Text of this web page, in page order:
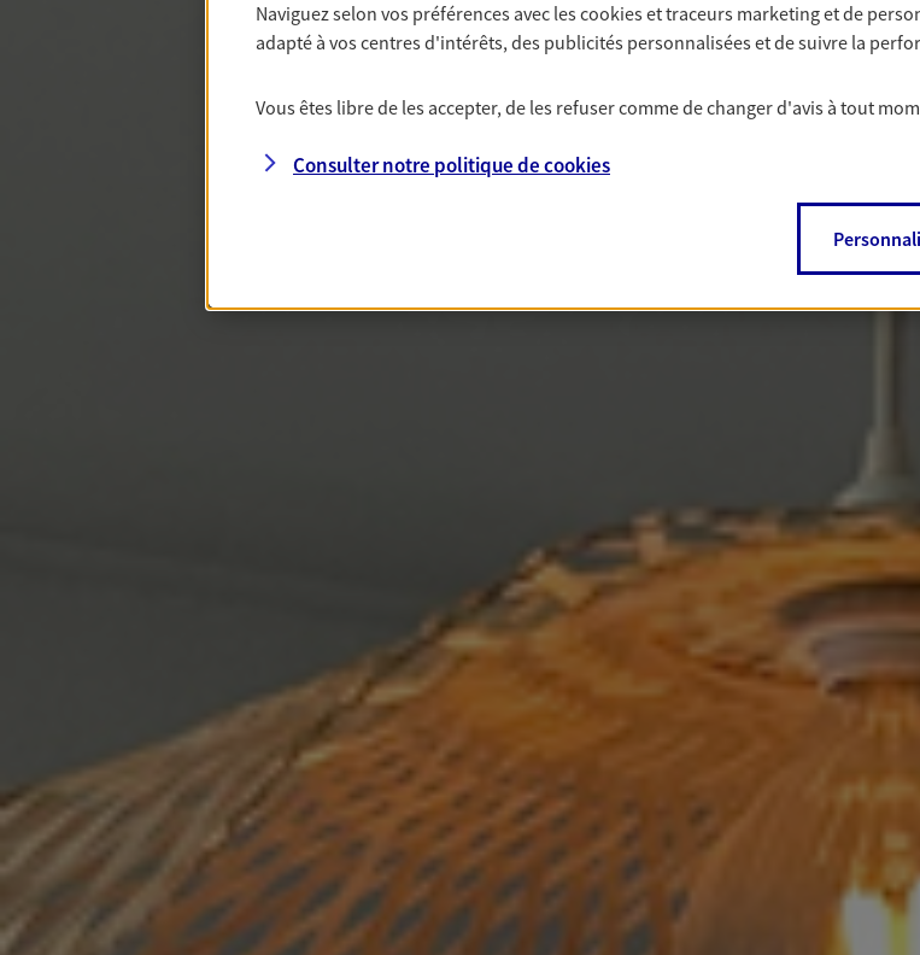
Naviguez selon vos préférences avec lescookies et traceurs marketing et de
adapté à vos centres d'intérêts, des publicités personnalisées et de suivre la
Vous êtes libre de les accepter, de les refuser comme de changer d'avis à tout
Consulter notre politique decookies